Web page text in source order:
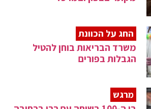
החג על הכוונת
משרד הבריאות בוחן להטיל
הגבלות בפורים
מרגש